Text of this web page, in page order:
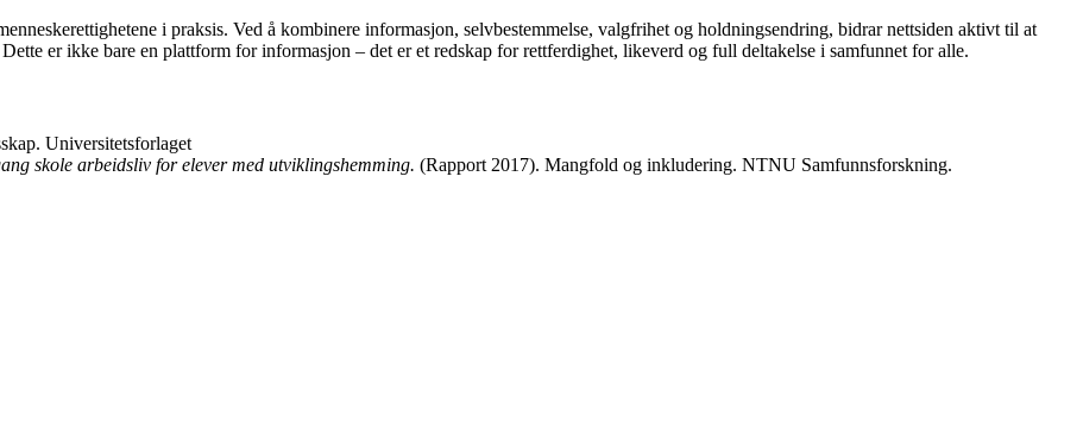
i praksis. Ved å kombinere informasjon, selvbestemmelse, valgfrihet og holdningsendring, bidrar nettsiden aktivt til at
er ikke bare en plattform for informasjon – det er et redskap for rettferdighet, likeverd og full deltakelse i samfunnet for alle.
Universitetsforlaget
skole arbeidsliv for elever med utviklingshemming. (Rapport 2017). Mangfold og inkludering. NTNU Samfunnsforskning.